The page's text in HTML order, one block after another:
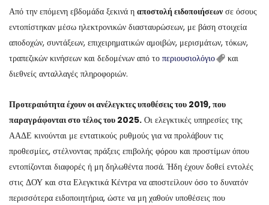
Από την επόμενη εβδομάδα ξεκινά η αποστολή ειδοποιήσεων σε όσους
εντοπίστηκαν μέσω ηλεκτρονικών διασταυρώσεων, με βάση στοιχεία
αποδοχών, συντάξεων, επιχειρηματικών αμοιβών, μερισμάτων, τόκων,
τραπεζικών κινήσεων και δεδομένων από το περιουσιολόγιο
και
διεθνείς ανταλλαγές πληροφοριών.
Προτεραιότητα έχουν οι ανέλεγκτες υποθέσεις του 2019, που
παραγράφονται στο τέλος του 2025. Οι ελεγκτικές υπηρεσίες της
ΑΑΔΕ κινούνται με εντατικούς ρυθμούς για να προλάβουν τις
προθεσμίες, στέλνοντας πράξεις επιβολής φόρου και προστίμων όπου
εντοπίζονται διαφορές ή μη δηλωθέντα ποσά. Ήδη έχουν δοθεί εντολές
στις ΔΟΥ και στα Ελεγκτικά Κέντρα να αποστείλουν όσο το δυνατόν
περισσότερα ειδοποιητήρια, ώστε να μη χαθούν υποθέσεις που